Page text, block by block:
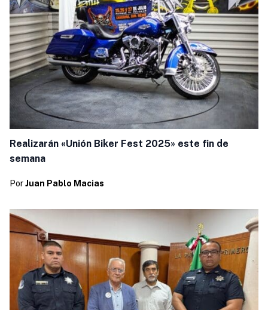
Realizarán «Unión Biker Fest 2025» este fin de
semana
Por Juan Pablo Macias